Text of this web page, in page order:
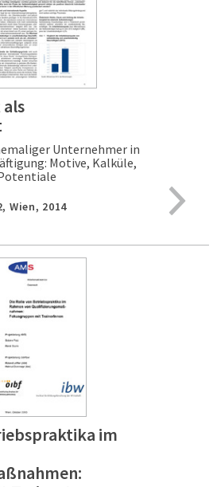
Unternehmer in
Motive, Kalküle,
Wien, 2014
im